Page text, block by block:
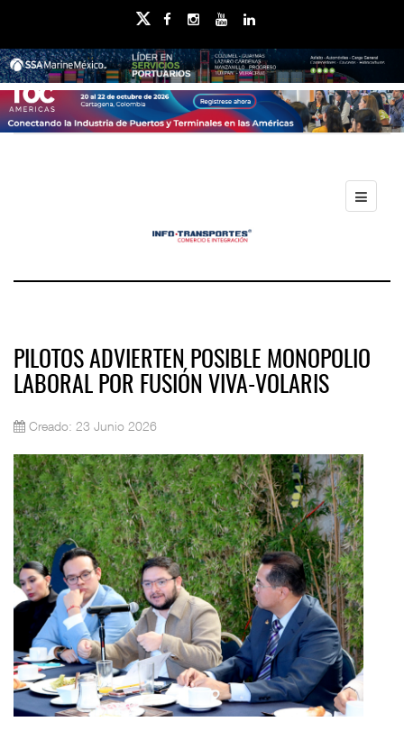
PILOTOS ADVIERTEN POSIBLE MONOPOLIO
LABORAL POR FUSIÓN VIVA-VOLARIS
Creado: 23 Junio 2026